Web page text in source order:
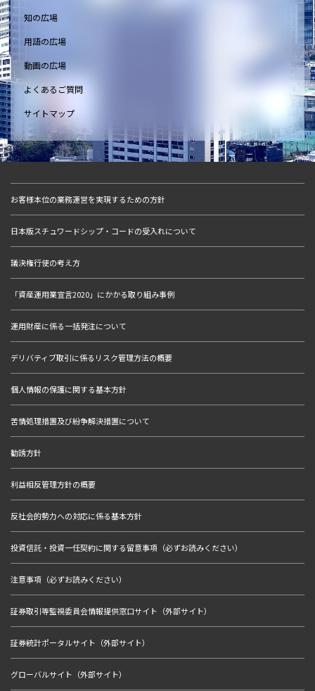
知の広場
用語の広場
動画の広場
よくあるご質問
サイトマップ
お客様本位の業務運営を実現するための方針
日本版スチュワードシップ・コードの受入れについて
議決権行使の考え方
「資産運用業宣言2020」にかかる取り組み事例
運用財産に係る一括発注について
デリバティブ取引に係るリスク管理方法の概要
個人情報の保護に関する基本方針
苦情処理措置及び紛争解決措置について
勧誘方針
利益相反管理方針の概要
反社会的勢力への対応に係る基本方針
投資信託・投資一任契約に関する留意事項（必ずお読みください）
注意事項（必ずお読みください）
証券取引等監視委員会情報提供窓口サイト（外部サイト）
証券統計ポータルサイト（外部サイト）
グローバルサイト（外部サイト）